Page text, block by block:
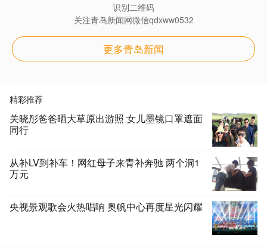
识别二维码
关注青岛新闻网微信qdxww0532
更多青岛新闻
精彩推荐
关晓彤爸爸晒大草原出游照 女儿墨镜口罩遮面
同行
从补LV到补车！网红母子来青补奔驰 两个洞1
万元
央视景观歌会火热唱响 奥帆中心再度星光闪耀